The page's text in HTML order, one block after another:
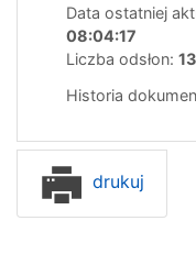
Data ostatniej
08:04:17
Liczba odsłon:
Historia
drukuj